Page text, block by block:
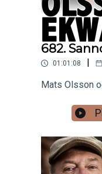
682.
01:01:08
Mats Olsson